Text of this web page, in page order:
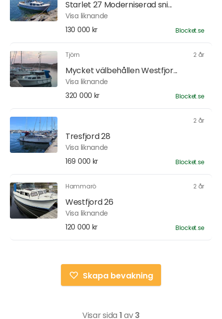
Starlet 27 Moderniserad sni...
Visa liknande
130 000 kr
Blocket.se
Tjörn 2 år
Mycket välbehållen Westfjor...
Visa liknande
320 000 kr
Blocket.se
2 år
Tresfjord 28
Visa liknande
169 000 kr
Blocket.se
Hammarö 2 år
Westfjord 26
Visa liknande
120 000 kr
Blocket.se
Skapa bevakning
Visar sida 1av3